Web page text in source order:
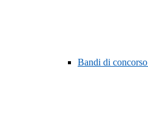
Bandi di concorso